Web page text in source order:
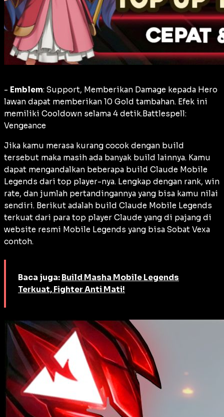
- Emblem: Support, Memberikan Damage kepada Hero
lawan dapat memberikan 10 Gold tambahan. Efek ini
memiliki Cooldown selama 4 detik.Battlespell:
Vengeance
Jika kamu merasa kurang cocok dengan build
tersebut maka masih ada banyak build lainnya. Kamu
dapat mengandalkan beberapa build Claude Mobile
Legends dari top player-nya. Lengkap dengan rank, win
rate, dan jumlah pertandingannya yang bisa kamu nilai
sendiri. Berikut adalah build Claude Mobile Legends
terkuat dari para top player Claude yang di pajang di
website resmi Mobile Legends yang bisa Sobat Vexa
contoh.
Baca juga: Build Masha Mobile Legends
Terkuat, Fighter Anti Mati!